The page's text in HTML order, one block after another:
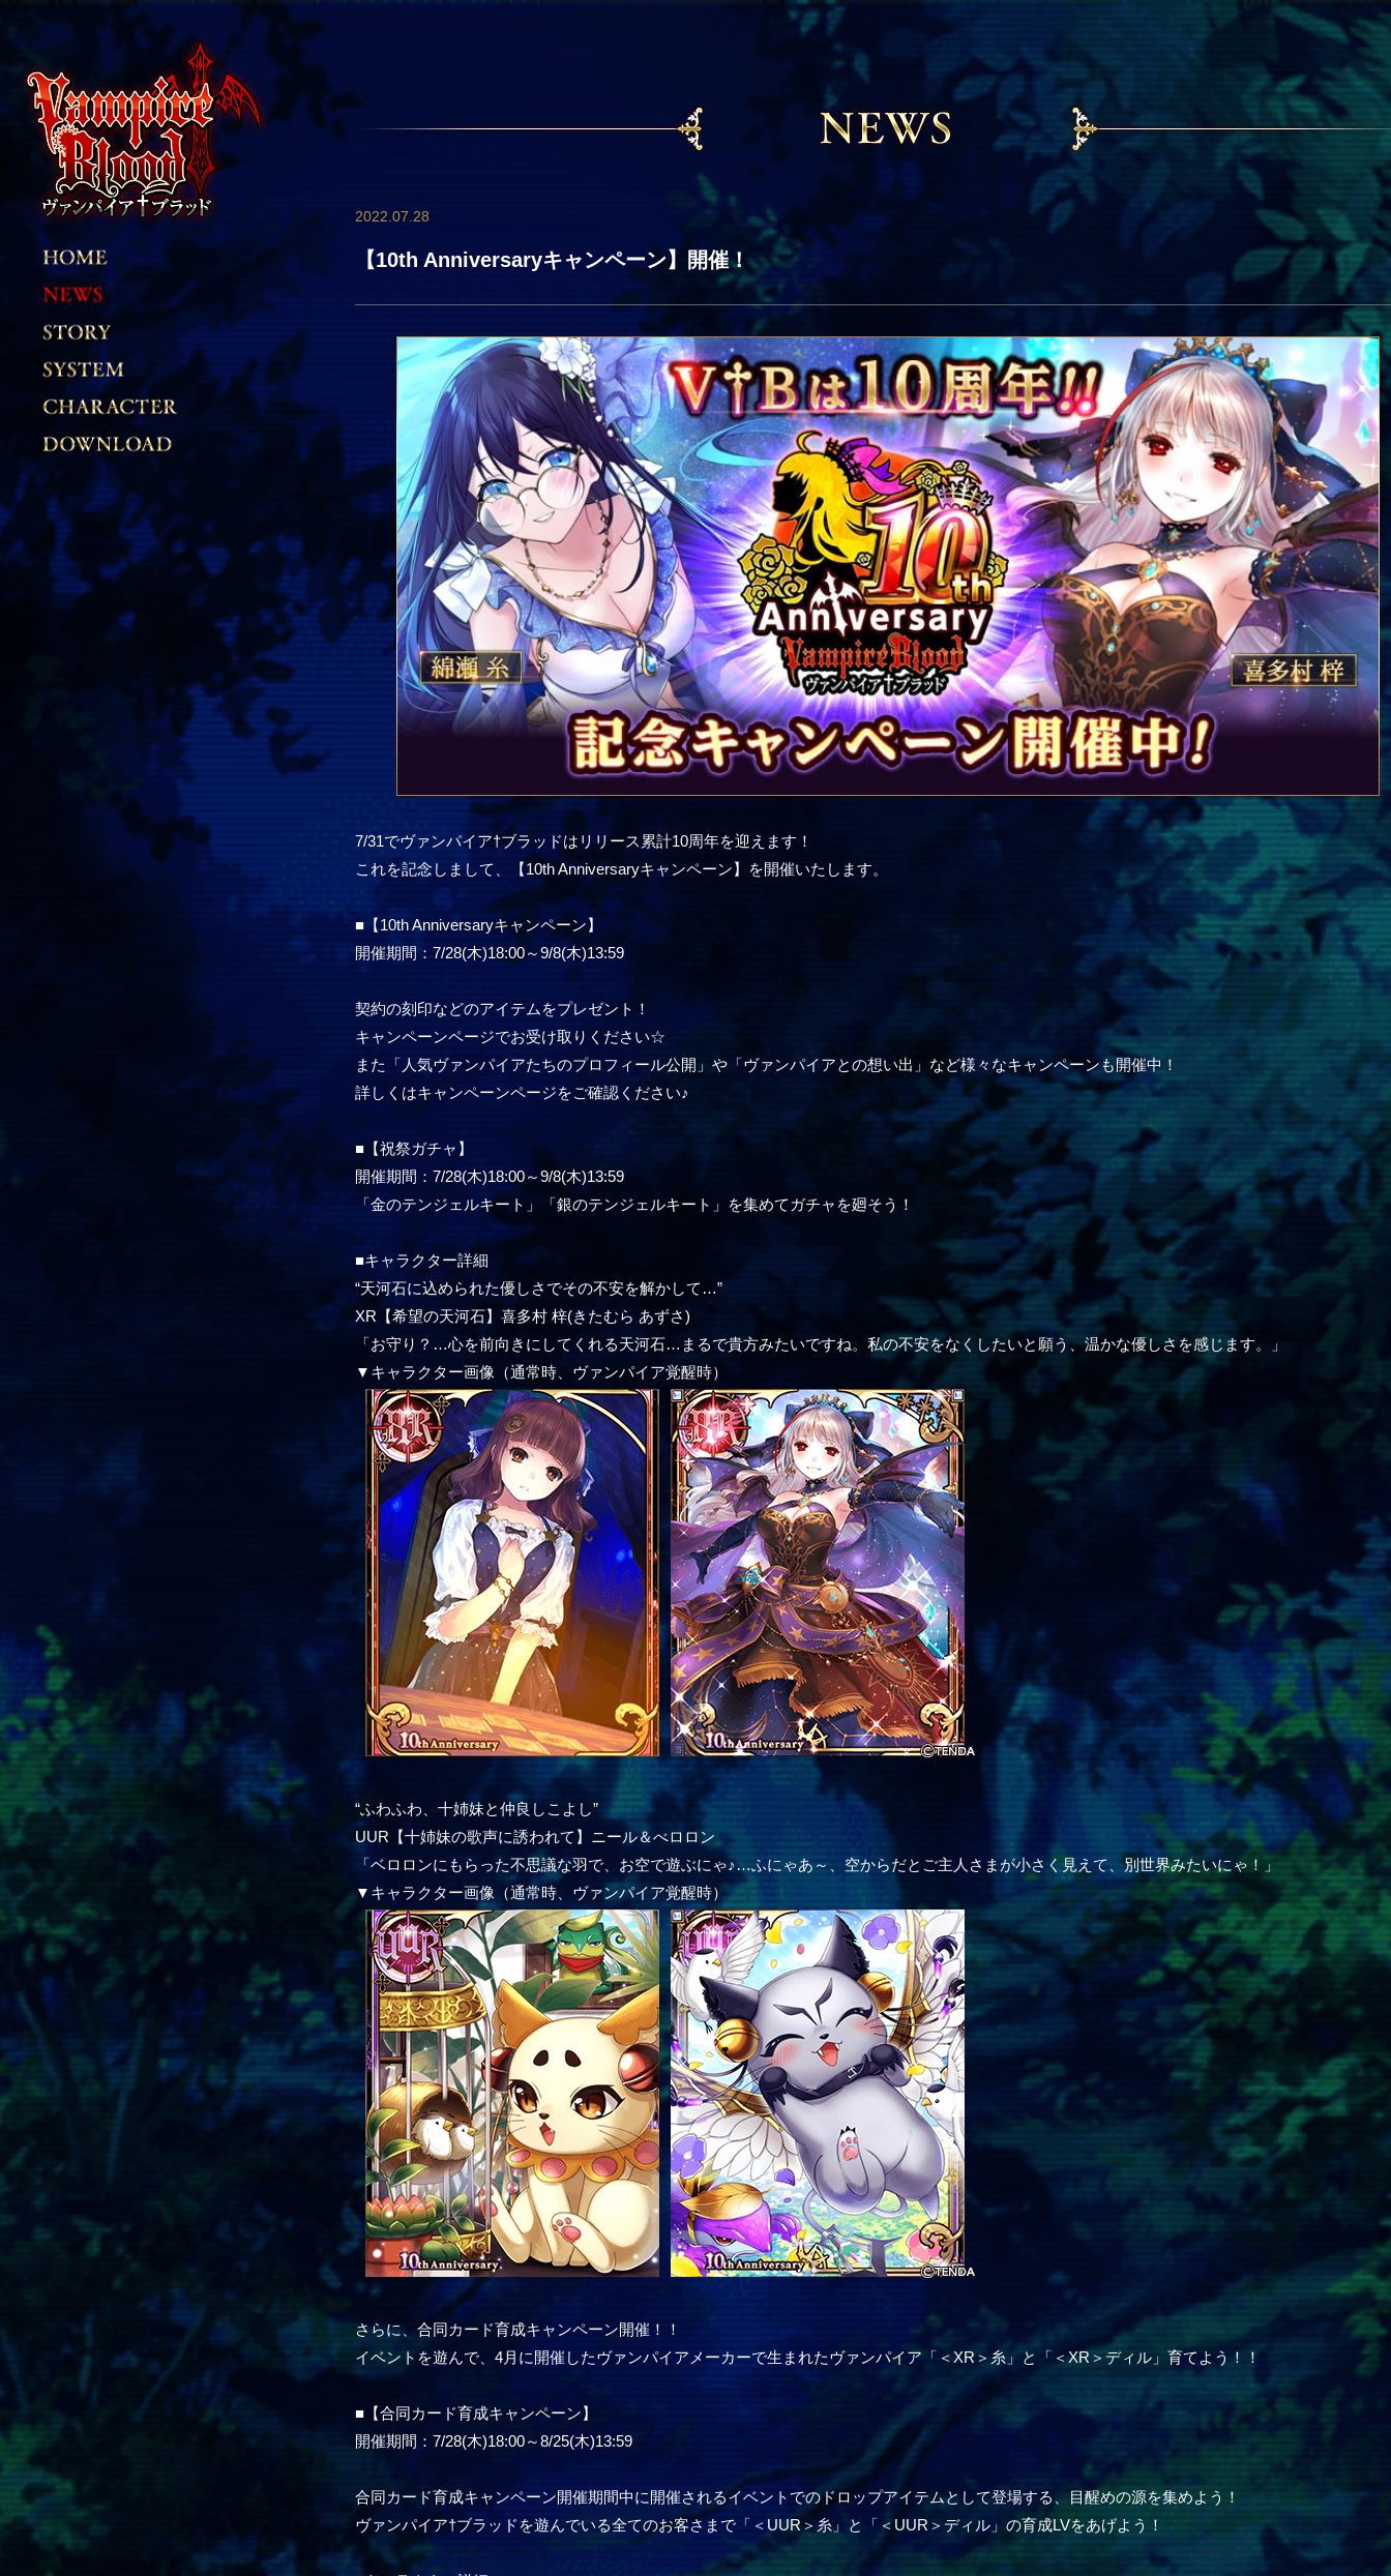
2022.07.28
【10th Anniversaryキャンペーン】開催！
7/31でヴァンパイア†ブラッドはリリース累計10周年を迎えます！
これを記念しまして、【10th Anniversaryキャンペーン】を開催いたします。
■【10th Anniversaryキャンペーン】
開催期間：7/28(木)18:00～9/8(木)13:59
契約の刻印などのアイテムをプレゼント！
キャンペーンページでお受け取りください☆
また「人気ヴァンパイアたちのプロフィール公開」や「ヴァンパイアとの想い出」など様々なキャンペーンも開催中！
詳しくはキャンペーンページをご確認ください♪
■【祝祭ガチャ】
開催期間：7/28(木)18:00～9/8(木)13:59
「金のテンジェルキート」「銀のテンジェルキート」を集めてガチャを廻そう！
■キャラクター詳細
“天河石に込められた優しさでその不安を解かして…”
XR【希望の天河石】喜多村 梓(きたむら あずさ)
「お守り？…心を前向きにしてくれる天河石…まるで貴方みたいですね。私の不安をなくしたいと願う、温かな優しさを感じます。」
▼キャラクター画像（通常時、ヴァンパイア覚醒時）
“ふわふわ、十姉妹と仲良しこよし”
UUR【十姉妹の歌声に誘われて】ニール＆べロロン
「ベロロンにもらった不思議な羽で、お空で遊ぶにゃ♪…ふにゃあ～、空からだとご主人さまが小さく見えて、別世界みたいにゃ！」
▼キャラクター画像（通常時、ヴァンパイア覚醒時）
さらに、合同カード育成キャンペーン開催！！
イベントを遊んで、4月に開催したヴァンパイアメーカーで生まれたヴァンパイア「＜XR＞糸」と「＜XR＞ディル」育てよう！！
■【合同カード育成キャンペーン】
開催期間：7/28(木)18:00～8/25(木)13:59
合同カード育成キャンペーン開催期間中に開催されるイベントでのドロップアイテムとして登場する、目醒めの源を集めよう！
ヴァンパイア†ブラッドを遊んでいる全てのお客さまで「＜UUR＞糸」と「＜UUR＞ディル」の育成LVをあげよう！